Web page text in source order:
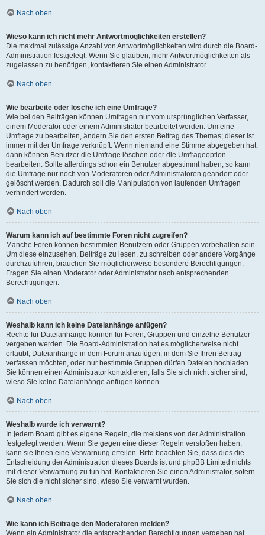
Nach oben
Wieso kann ich nicht mehr Antwortmöglichkeiten erstellen?
Die maximal zulässige Anzahl von Antwortmöglichkeiten wird durch die Board-
Administration festgelegt. Wenn Sie glauben, mehr Antwortmöglichkeiten als
zugelassen zu benötigen, kontaktieren Sie einen Administrator.
Nach oben
Wie bearbeite oder lösche ich eine Umfrage?
Wie bei den Beiträgen können Umfragen nur vom ursprünglichen Verfasser,
einem Moderator oder einem Administrator bearbeitet werden. Um eine
Umfrage zu bearbeiten, ändern Sie den ersten Beitrag des Themas; dieser ist
immer mit der Umfrage verknüpft. Wenn niemand eine Stimme abgegeben hat,
dann können Benutzer die Umfrage löschen oder die Umfrageoption
bearbeiten. Sollte allerdings schon ein Benutzer abgestimmt haben, so kann
die Umfrage nur noch von Moderatoren oder Administratoren geändert oder
gelöscht werden. Dadurch soll die Manipulation von laufenden Umfragen
verhindert werden.
Nach oben
Warum kann ich auf bestimmte Foren nicht zugreifen?
Manche Foren können bestimmten Benutzern oder Gruppen vorbehalten sein.
Um diese einzusehen, Beiträge zu lesen, zu schreiben oder andere Vorgänge
durchzuführen, brauchen Sie möglicherweise besondere Berechtigungen.
Fragen Sie einen Moderator oder Administrator nach entsprechenden
Berechtigungen.
Nach oben
Weshalb kann ich keine Dateianhänge anfügen?
Rechte für Dateianhänge können für Foren, Gruppen und einzelne Benutzer
vergeben werden. Die Board-Administration hat es möglicherweise nicht
erlaubt, Dateianhänge in dem Forum anzufügen, in dem Sie Ihren Beitrag
verfassen möchten, oder nur bestimmte Gruppen dürfen Dateien hochladen.
Sie können einen Administrator kontaktieren, falls Sie sich nicht sicher sind,
wieso Sie keine Dateianhänge anfügen können.
Nach oben
Weshalb wurde ich verwarnt?
In jedem Board gibt es eigene Regeln, die meistens von der Administration
festgelegt werden. Wenn Sie gegen eine dieser Regeln verstoßen haben,
kann sie Ihnen eine Verwarnung erteilen. Bitte beachten Sie, dass dies die
Entscheidung der Administration dieses Boards ist und phpBB Limited nichts
mit dieser Verwarnung zu tun hat. Kontaktieren Sie einen Administrator, sofern
Sie sich die nicht sicher sind, wieso Sie verwarnt wurden.
Nach oben
Wie kann ich Beiträge den Moderatoren melden?
Wenn ein Administrator die entsprechenden Berechtigungen vergeben hat,